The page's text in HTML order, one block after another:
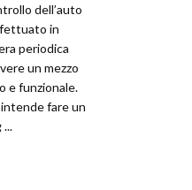
dell’auto
in
periodica
un mezzo
e funzionale.
intende fare un
...